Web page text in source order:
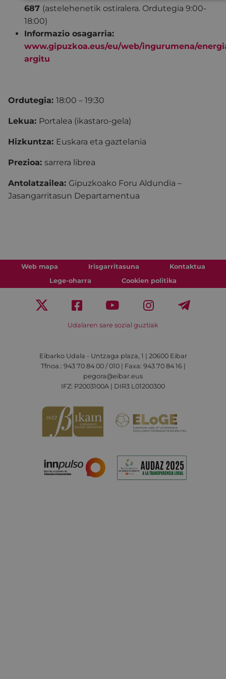
687 (astelehenetik ostiralera. Ordutegia 9:00-
18:00)
Informazio osagarria:
www.gipuzkoa.eus/eu/web/ingurumena/
argitu
Ordutegia: 18:00 – 19:30
Lekua: Portalea (ikastaro-gela)
Hizkuntza: Euskara eta gaztelania
Prezioa: sarrera librea
Antolatzailea: Gipuzkoako Foru Aldundia –
Jasangarritasun Departamentua
Web mapa Irisgarritasuna
Kontaktua
Lege-oharra
Cookien politika
Udalaren sare sozial guztiak
Eibarko Udala - Untzaga plaza, 1 | 20600 Eibar
Tfnoa.: 943 70 84 00 / 010 | Faxa: 943 70 84 16 |
pegora@eibar.eus
IFZ: P2003100A | DIR3 L01200300